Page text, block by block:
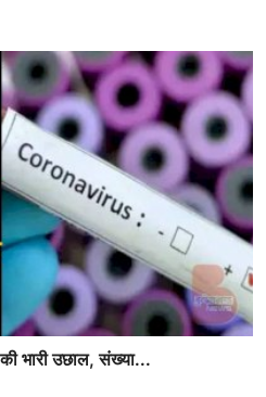
भारी उछाल, संख्या...